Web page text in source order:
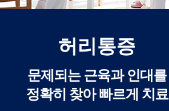
허리통증
문제되는 근육과 인대를
정확히 찾아 빠르게 치료